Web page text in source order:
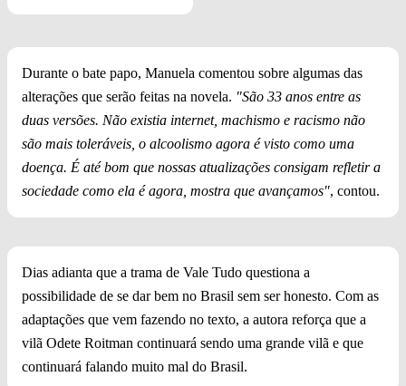
Durante o bate papo, Manuela comentou sobre algumas das
alterações que serão feitas na novela. "São 33 anos entre as
duas versões. Não existia internet, machismo e racismo não
são mais toleráveis, o alcoolismo agora é visto como uma
doença. É até bom que nossas atualizações consigam refletir a
sociedade como ela é agora, mostra que avançamos", contou.
Dias adianta que a trama de Vale Tudo questiona a
possibilidade de se dar bem no Brasil sem ser honesto. Com as
adaptações que vem fazendo no texto, a autora reforça que a
vilã Odete Roitman continuará sendo uma grande vilã e que
continuará falando muito mal do Brasil.